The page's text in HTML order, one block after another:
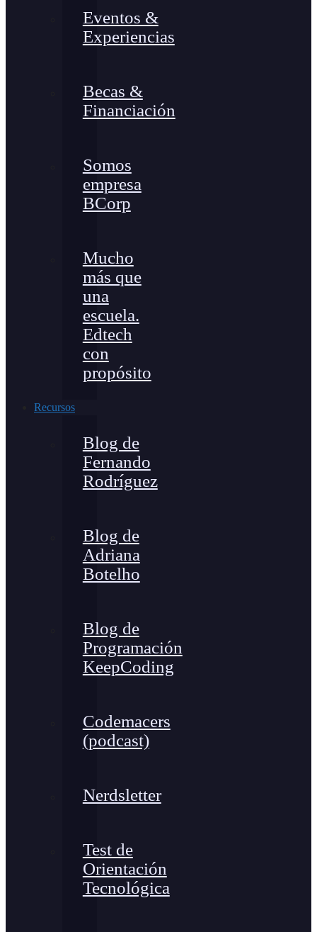
Eventos &
Experiencias
Becas &
Financiación
Somos
empresa
BCorp
Mucho
más que
una
escuela.
Edtech
con
propósito
Recursos
Blog de
Fernando
Rodríguez
Blog de
Adriana
Botelho
Blog de
Programación
KeepCoding
Codemacers
(podcast)
Nerdsletter
Test de
Orientación
Tecnológica